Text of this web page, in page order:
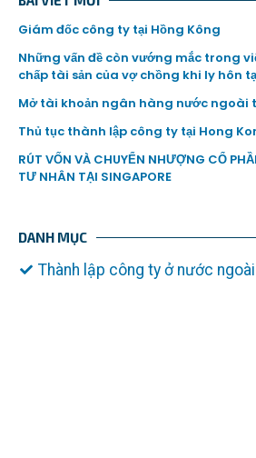
Giám đốc công ty tại Hồng Kông
Những vấn đề còn vướng mắc trong
chấp tài sản của vợ chồng khi ly hôn
Mở tài khoản ngân hàng nước ngoài
Thủ tục thành lập công ty tại Hong
RÚT VỐN VÀ CHUYỂN NHƯỢNG CỔ
TƯ NHÂN TẠI SINGAPORE
DANH MỤC
Thành lập công ty ở nước ngoài